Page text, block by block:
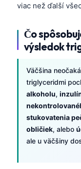
viac než ďalší
Čo
výsledok
Väčšina
triglyceridmi
alkoholu,
stukovatenia
obličiek, alebo
ale u väčšiny